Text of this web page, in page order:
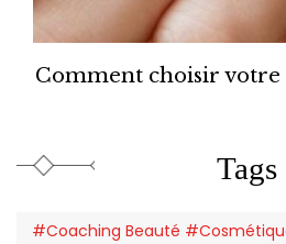
Comment choisir votre
Tags
#Coaching Beauté